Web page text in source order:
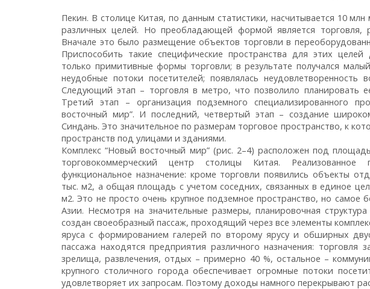
Пекин. В столице Китая, по данным статистики, насчитывается 10
различных целей. Но преобладающей формой является
Вначале это было размещение объектов торговли в
Приспособить такие специфические пространства для этих
только примитивные формы торговли; в результате получался
неудобные потоки посетителей; появлялась
Следующий этап – торговля в метро, что позволило планировать
Третий этап – организация подземного специализированного
восточный мир”. И последний, четвертый этап – создание
Синдань. Это значительное по размерам торговое пространство, к
пространств под улицами и зданиями.
Комплекс “Новый восточный мир” (рис. 2–4) расположен под
торгово­коммерческий центр столицы Китая.
функциональное назначение: кроме торговли появились объекты
тыс. м2, а общая площадь с учетом соседних, связанных в единое
м2. Это не просто очень крупное подземное пространство, но самое
Азии. Несмотря на значительные размеры, планировочная
создан своеобразный пассаж, проходящий через все элементы
яруса с формированием галерей по второму ярусу и обширных
пассажа находятся предприятия различного назначения:
зрелища, развлечения, отдых – примерно 40 %, остальное –
крупного столичного города обеспечивает огромные потоки
удовлетворяет их запросам. Поэтому доходы намного перекрывают